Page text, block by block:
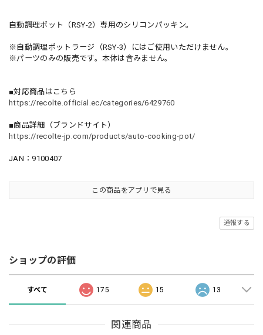
自動調理ポット（RSY-2）専用のシリコンパッキン。
※自動調理ポットラージ（RSY-3）にはご使用いただけません。
※パーツのみの販売です。本体は含みません。
■対応商品はこちら
https://recolte.official.ec/categories/6429760
■商品詳細（ブランドサイト）
https://recolte-jp.com/products/auto-cooking-pot/
JAN：9100407
この商品をアプリで見る
通報する
ショップの評価
すべて 175 15 13
関連商品